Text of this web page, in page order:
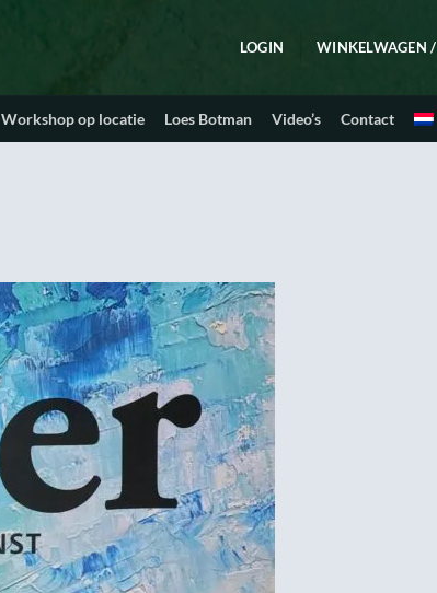
LOGIN WINKELWAGEN /
Workshop op locatie Loes Botman Video’s Contact